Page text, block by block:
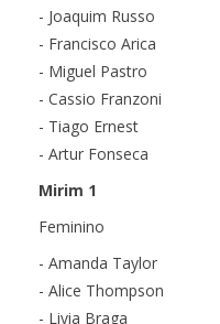
- Joaquim Russo
- Francisco Arica
- Miguel Pastro
- Cassio Franzoni
- Tiago Ernest
- Artur Fonseca
Mirim 1
Feminino
- Amanda Taylor
- Alice Thompson
- Livia Braga